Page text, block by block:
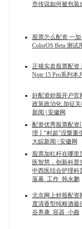
市传说如何被包装
股票怎么配资 一加
ColorOS Beta 测试
正规实盘股票配资
Note 15 Pro系列本
好配资炒股开户官
政策政治化 加征
新闻 | 安徽网
配资优秀股票配资
理丨“村超”涅槃重
大皖新闻 | 安徽网
股票加杠杆在哪里
医智慧，创新科
中西医结合护理科
落幕_工作_韩永鹏
北京网上炒股配资
度清香型纯粮酒最
谷养康_容器_小曲